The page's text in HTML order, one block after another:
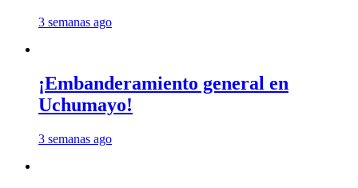
3 semanas ago
¡Embanderamiento general en
Uchumayo!
3 semanas ago